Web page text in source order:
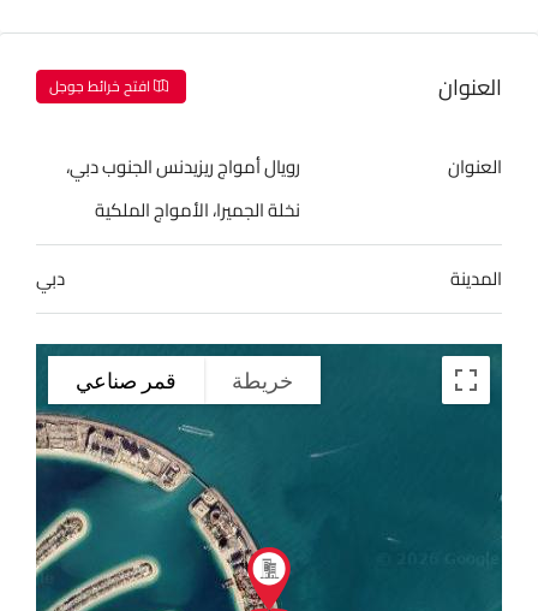
العنوان افتح خرائط جوجل
العنوان
رويال أمواج ريزيدنس الجنوب دبي،
نخلة الجميرا، الأمواج الملكية
المدينة
دبي
خريطة قمر صناعي